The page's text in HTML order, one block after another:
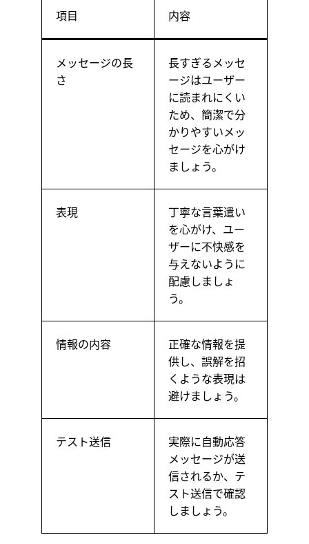
項目 内容
メッセージの長
さ
長すぎるメッセ
ージはユーザー
に読まれにくい
ため、簡潔で分
かりやすいメッ
セージを心がけ
ましょう。
表現
丁寧な言葉遣い
を心がけ、ユー
ザーに不快感を
与えないように
配慮しましょ
う。
情報の内容
正確な情報を提
供し、誤解を招
くような表現は
避けましょう。
テスト送信
実際に自動応答
メッセージが送
信されるか、テ
スト送信で確認
しましょう。